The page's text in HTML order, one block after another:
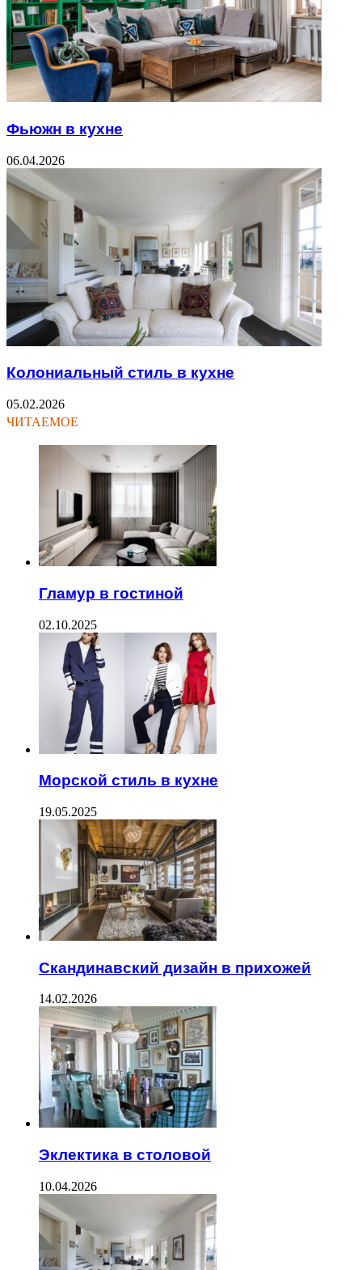
Фьюжн в кухне
06.04.2026
Колониальный стиль в кухне
05.02.2026
ЧИТАЕМОЕ
Гламур в гостиной
02.10.2025
Морской стиль в кухне
19.05.2025
Скандинавский дизайн в прихожей
14.02.2026
Эклектика в столовой
10.04.2026